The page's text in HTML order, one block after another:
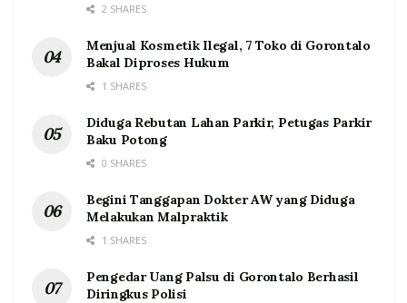
2 SHARES
Menjual Kosmetik Ilegal, 7 Toko di Gorontalo
Bakal Diproses Hukum
1 SHARES
Diduga Rebutan Lahan Parkir, Petugas Parkir
Baku Potong
0 SHARES
Begini Tanggapan Dokter AW yang Diduga
Melakukan Malpraktik
1 SHARES
Pengedar Uang Palsu di Gorontalo Berhasil
Diringkus Polisi